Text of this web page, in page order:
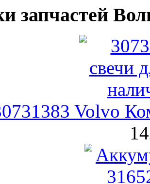
запчастей
Volvo